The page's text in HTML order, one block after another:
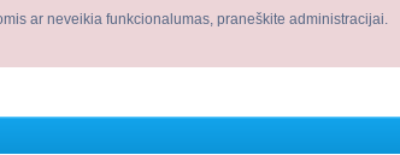
ar neveikia funkcionalumas, praneškite administracijai.